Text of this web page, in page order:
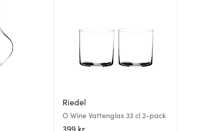
Riedel
O Wine Vattenglas 33 cl 2-pack
399 kr